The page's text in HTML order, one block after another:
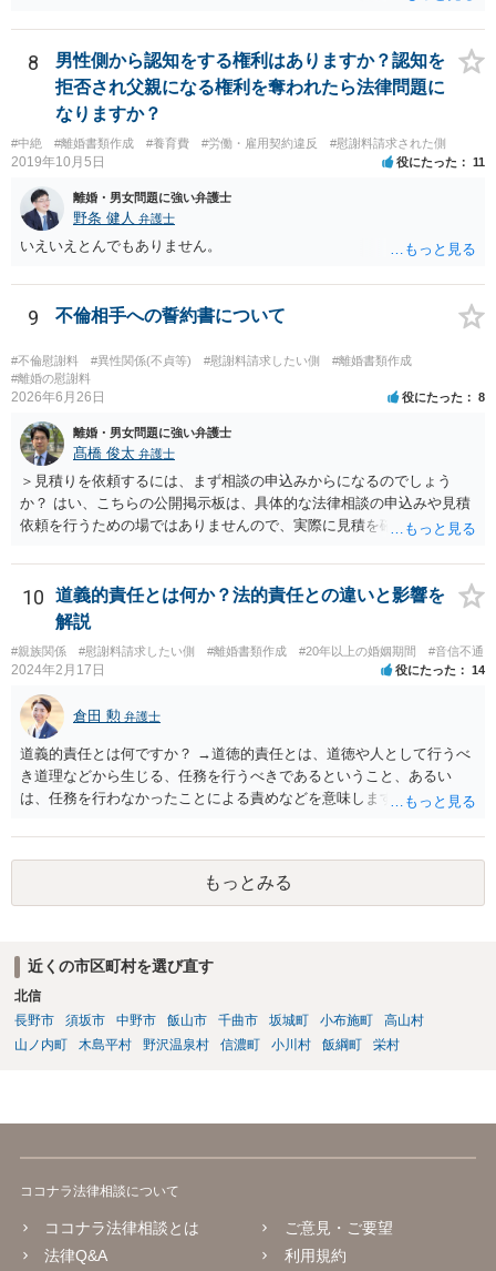
せずに続いていることも，いずれもあり得ると思います。個々の弁護
士の考え方によります。
8
男性側から認知をする権利はありますか？認知を
拒否され父親になる権利を奪われたら法律問題に
なりますか？
#中絶 #離婚書類作成 #養育費 #労働・雇用契約違反 #慰謝料請求された側
2019年10月5日 役にたった 11
離婚・男女問題に強い弁護士
野条 健人 弁護士
いえいえとんでもありません。
9 不倫相手への誓約書について
#不倫慰謝料 #異性関係(不貞等) #慰謝料請求したい側
#離婚書類作成
#離婚の慰謝料
2026年6月26日 役にたった 8
離婚・男女問題に強い弁護士
髙橋 俊太 弁護士
＞見積りを依頼するには、まず相談の申込みからになるのでしょう
か？ はい、こちらの公開掲示板は、具体的な法律相談の申込みや見積
依頼を行うための場ではありませんので、実際に見積を確認されたい
わせをしていただく必要があります。
10
道義的責任とは何か？法的責任との違いと影響を
解説
#親族関係 #慰謝料請求したい側 #離婚書類作成 #20年以上の婚姻期間 #音信不通
2024年2月17日 役にたった 14
倉田 勲 弁護士
道義的責任とは何ですか？ →道徳的責任とは、道徳や人として行うべ
き道理などから生じる、任務を行うべきであるということ、あるい
は、任務を行わなかったことによる責めなどを意味します。 道義的責
則はありませんが、道義的責任を果たさないことで、他人からの信用
を無くす、不遇を受けるなどの一般的にはそのような事実上の不利益
もっとみる
近くの市区町村を選び直す
北信
長野市
須坂市 中野市 飯山市 千曲市 坂城町 小布施町
高山村
山ノ内町
木島平村 野沢温泉村 信濃町 小川村 飯綱町 栄村
ココナラ法律相談について
ココナラ法律相談とは
法律Q&A
ご意見・ご要望
利用規約